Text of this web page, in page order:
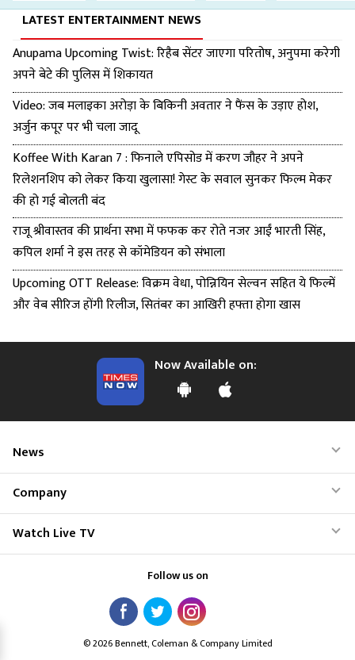
LATEST ENTERTAINMENT NEWS
Anupama Upcoming Twist: रिहैब सेंटर जाएगा परितोष, अनुपमा करेगी
अपने बेटे की पुलिस में शिकायत
Video: जब मलाइका अरोड़ा के बिकिनी अवतार ने फैंस के उड़ाए होश,
अर्जुन कपूर पर भी चला जादू
Koffee With Karan 7 : फिनाले एपिसोड में करण जौहर ने अपने
रिलेशनशिप को लेकर किया खुलासा! गेस्ट के सवाल सुनकर फिल्म मेकर
की हो गई बोलती बंद
राजू श्रीवास्तव की प्रार्थना सभा में फफक कर रोते नजर आईं भारती सिंह,
कपिल शर्मा ने इस तरह से कॉमेडियन को संभाला
Upcoming OTT Release: विक्रम वेधा, पोन्नियिन सेल्वन सहित ये फिल्में
और वेब सीरिज होंगी रिलीज, सितंबर का आखिरी हफ्ता होगा खास
Now Available on:
News
Company
Watch Live TV
Follow us on
© 2026 Bennett, Coleman & Company Limited